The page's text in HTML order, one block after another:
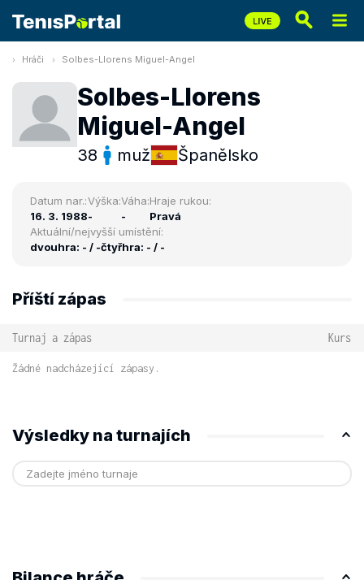
Hráči Solbes-Llorens Miguel-Angel
Solbes-Llorens
Miguel-Angel
38 muž Španělsko
Datum nar.:
16. 3. 1988
Výška:
-
Váha:
-
Hraje rukou:
Pravá
Aktuální/nejvyšší umístění:
dvouhra: - / -čtyřhra: - / -
Příští zápas
Turnaj a zápas Kurs
Žádné nadcházející zápasy.
Výsledky na turnajích